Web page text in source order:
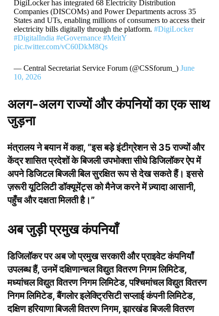
DigiLocker has integrated 68 Electricity Distribution
Companies (DISCOMs) and Power Departments across 35
States and UTs, enabling millions of consumers to access their
electricity bills digitally through the platform. #DigiLocker
#DigitalIndia #eGovernance #MeitY
pic.twitter.com/vC60DkM8Qs
— Central Secretariat Service Forum (@CSSforum_) June
10, 2026
अलग-अलग राज्यों और कंपनियों का एक साथ
जुड़ना
मंत्रालय ने बयान में कहा, “इस बड़े इंटीग्रेशन से 35 राज्यों और
केंद्र शासित प्रदेशों के बिजली उपभोक्ता सीधे डिजिलॉकर ऐप में
अपने डिजिटल बिजली बिल सुरक्षित रूप से देख सकते हैं। इससे
ज़रूरी यूटिलिटी डॉक्यूमेंट्स को मैनेज करने में ज़्यादा आसानी,
पहुँच और दक्षता मिलती है।”
अब जुड़ी प्रमुख कंपनियाँ
डिजिलॉकर पर अब जो प्रमुख सरकारी और प्राइवेट कंपनियाँ
उपलब्ध हैं, उनमें दक्षिणान्चल विद्युत वितरण निगम लिमिटेड,
मध्यांचल विद्युत वितरण निगम लिमिटेड, पश्चिमांचल विद्युत वितरण
निगम लिमिटेड, बैंगलोर इलेक्ट्रिसिटी सप्लाई कंपनी लिमिटेड,
दक्षिण हरियाणा बिजली वितरण निगम, झारखंड बिजली वितरण